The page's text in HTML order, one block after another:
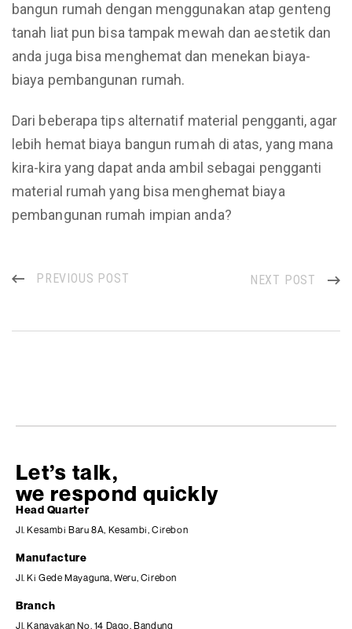
bangun rumah dengan menggunakan atap genteng
tanah liat pun bisa tampak mewah dan aestetik dan
anda juga bisa menghemat dan menekan biaya-
biaya pembangunan rumah.
Dari beberapa tips alternatif material pengganti, agar
lebih hemat biaya bangun rumah di atas, yang mana
kira-kira yang dapat anda ambil sebagai pengganti
material rumah yang bisa menghemat biaya
pembangunan rumah impian anda?
PREVIOUS POST NEXT POST
Let’s talk,
we respond quickly
Head Quarter
Jl. Kesambi Baru 8A, Kesambi, Cirebon
Manufacture
Jl. Ki Gede Mayaguna, Weru, Cirebon
Branch
Jl. Kanayakan No. 14 Dago, Bandung